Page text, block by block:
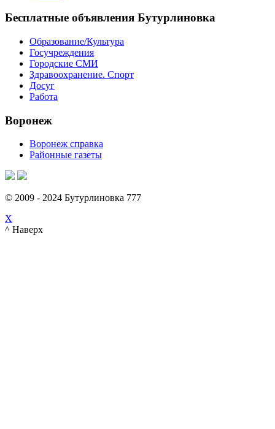
Бесплатные объявления Бутурлиновка
Образование/Культура
Госучреждения
Городские СМИ
Здравоохранение. Спорт
Досуг
Работа
Воронеж
Воронеж справка
Районные газеты
© 2009 - 2024 Бутурлиновка 777
X
^ Наверх